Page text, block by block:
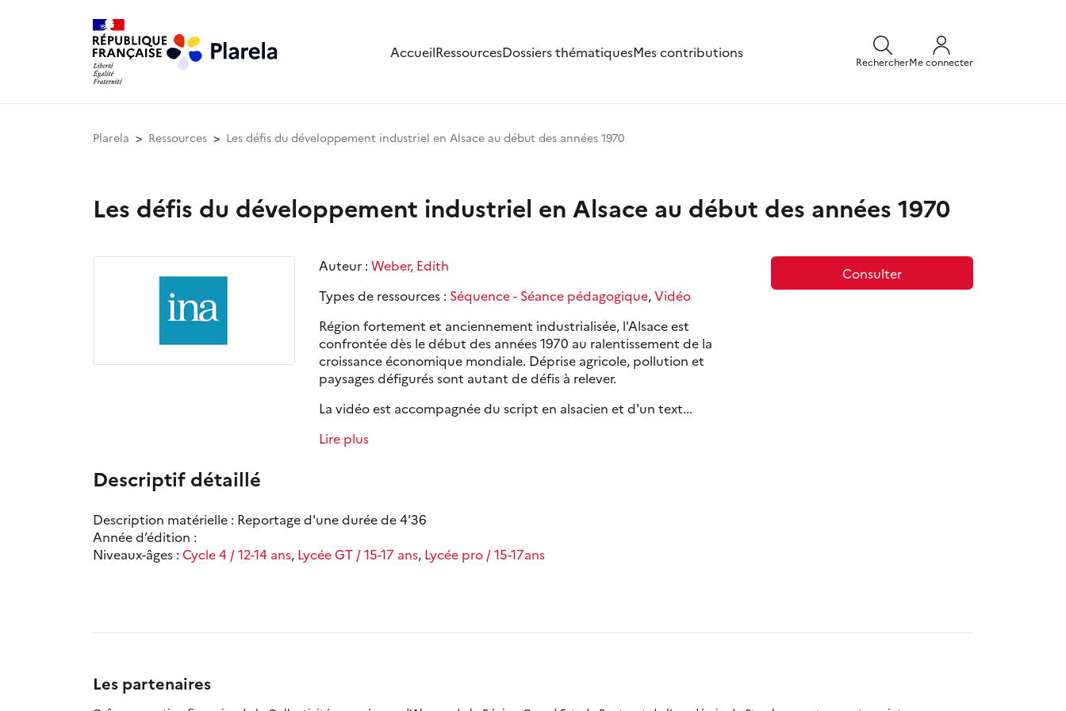
AccueilRessourcesDossiers thématiquesMes contributions
RechercherMe connecter
Plarela Ressources Les défis du développement industriel en Alsace au début des années 1970
Les défis du développement industriel en Alsace au début des années 1970
Auteur : Weber, Edith
Types de ressources : Séquence - Séance pédagogique,Vidéo
Région fortement et anciennement industrialisée, l'Alsace est
confrontée dès le début des années 1970 au ralentissement de la
croissance économique mondiale. Déprise agricole, pollution et
paysages défigurés sont autant de défis à relever.
La vidéo est accompagnée du script en alsacien et d'un text...
Lire plus
Consulter
Descriptif détaillé
Description matérielle : Reportage d'une durée de 4'36
Année d’édition :
Niveaux-âges : Cycle 4 / 12-14 ans, Lycée GT / 15-17 ans, Lycée pro / 15-17ans
Les partenaires